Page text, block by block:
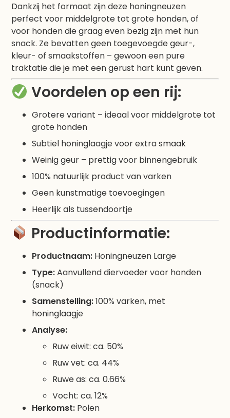
Dankzij het formaat zijn deze honingneuzen
perfect voor middelgrote tot grote honden, of
voor honden die graag even bezig zijn met hun
snack. Ze bevatten geen toegevoegde geur-,
kleur- of smaakstoffen – gewoon een pure
traktatie die je met een gerust hart kunt geven.
Voordelen op een rij:
Grotere variant – ideaal voor middelgrote tot
grote honden
Subtiel honinglaagje voor extra smaak
Weinig geur – prettig voor binnengebruik
100% natuurlijk product van varken
Geen kunstmatige toevoegingen
Heerlijk als tussendoortje
Productinformatie:
Productnaam: Honingneuzen Large
Type:Aanvullend diervoeder voor honden
(snack)
Samenstelling:100% varken, met
honinglaagje
Analyse:
Ruw eiwit: ca. 50%
Ruw vet: ca. 44%
Ruwe as: ca. 0.66%
Vocht: ca. 12%
Herkomst: Polen